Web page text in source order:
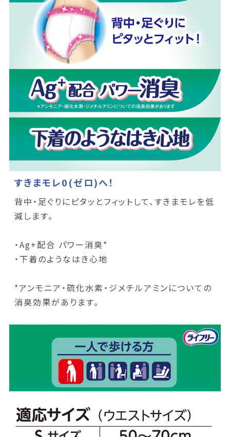
すきまモレ0(ゼロ)へ！
背中・足ぐりにピタッとフィットして、すきまモレを低
減します。
・Ag+配合 パワー消臭*
・下着のようなはき心地
*アンモニア・硫化水素・ジメチルアミンについての
消臭効果があります。